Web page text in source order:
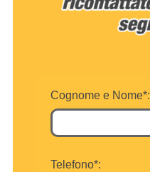
Cognome e Nome*:
Telefono*: